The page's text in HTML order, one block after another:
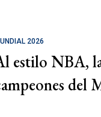
2026
estilo NBA,
del